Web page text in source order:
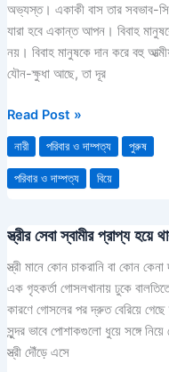
অভ্যস্ত। একাকী বাস তার সবভাব-
যারা হবে একান্ত আপন। বিবাহ
নয়। বিবাহ মানুষকে দান করে বহু
যৌন-ক্ষুধা আছে, তা দূর
Read Post »
নারী পরিবার ও দাম্পত্য পুরুষ
পরিবার ও দাম্পত্য বিয়ে
স্ত্রীর সেবা স্বামীর প্রাপ্য হয়ে
স্ত্রী মানে কোন চাকরানি বা কোন
এক গৃহকর্তা গোসলখানায় ঢুকে
কারণে গোসলের পর দ্রুত বেরিয়ে
সুন্দর ভাবে পোশাকগুলো ধুয়ে সঙ্গে
স্ত্রী দৌঁড়ে এসে
স্ত্রীর
স্বামীর
প্রাপ্য
থাকলে,
স্বামীর